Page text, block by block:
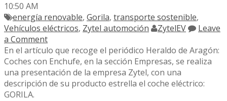
10:50 AM
energía renovable, Gorila, transporte sostenible,
Vehículos eléctricos, Zytel automoción ZytelEV
Leave
a Comment
En el artículo que recoge el periódico Heraldo de Aragón:
Coches con Enchufe, en la sección Empresas, se realiza
una presentación de la empresa Zytel, con una
descripción de su producto estrella el coche eléctrico:
GORILA.